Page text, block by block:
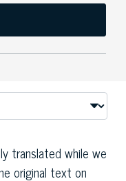
translated while we
original text on